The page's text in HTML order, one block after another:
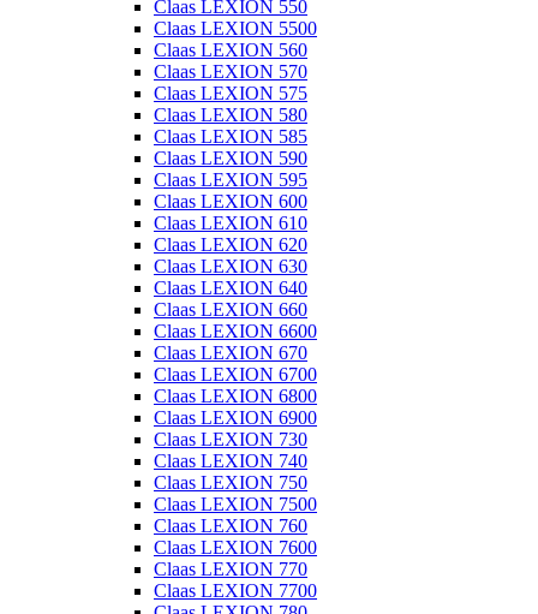
Claas LEXION 550
Claas LEXION 5500
Claas LEXION 560
Claas LEXION 570
Claas LEXION 575
Claas LEXION 580
Claas LEXION 585
Claas LEXION 590
Claas LEXION 595
Claas LEXION 600
Claas LEXION 610
Claas LEXION 620
Claas LEXION 630
Claas LEXION 640
Claas LEXION 660
Claas LEXION 6600
Claas LEXION 670
Claas LEXION 6700
Claas LEXION 6800
Claas LEXION 6900
Claas LEXION 730
Claas LEXION 740
Claas LEXION 750
Claas LEXION 7500
Claas LEXION 760
Claas LEXION 7600
Claas LEXION 770
Claas LEXION 7700